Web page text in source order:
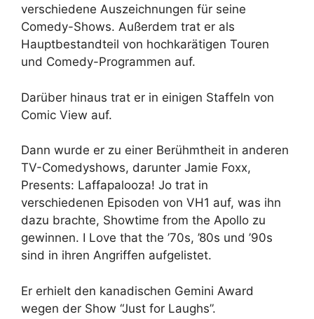
verschiedene Auszeichnungen für seine
Comedy-Shows. Außerdem trat er als
Hauptbestandteil von hochkarätigen Touren
und Comedy-Programmen auf.
Darüber hinaus trat er in einigen Staffeln von
Comic View auf.
Dann wurde er zu einer Berühmtheit in anderen
TV-Comedyshows, darunter Jamie Foxx,
Presents: Laffapalooza! Jo trat in
verschiedenen Episoden von VH1 auf, was ihn
dazu brachte, Showtime from the Apollo zu
gewinnen. I Love that the ’70s, ’80s und ’90s
sind in ihren Angriffen aufgelistet.
Er erhielt den kanadischen Gemini Award
wegen der Show “Just for Laughs”.